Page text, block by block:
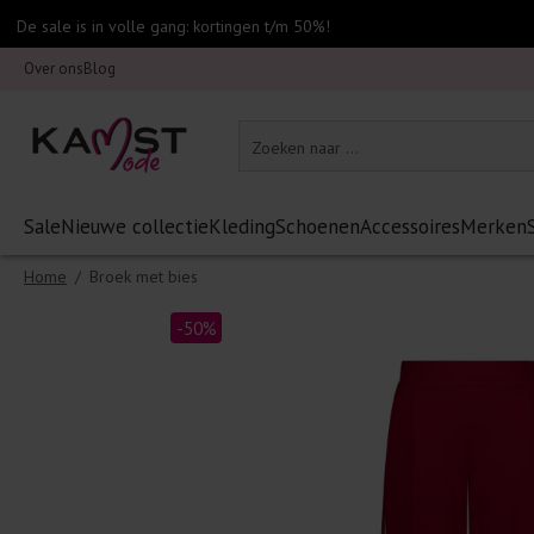
De sale is in volle gang: kortingen t/m 50%!
Over onsBlog
SaleNieuwe collectieKledingSchoenenAccessoiresMerken
Home / Broek met bies
-50%